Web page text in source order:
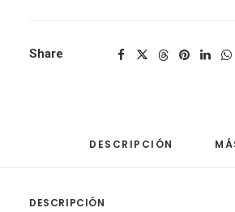
Share
DESCRIPCIÓN
DESCRIPCIÓN